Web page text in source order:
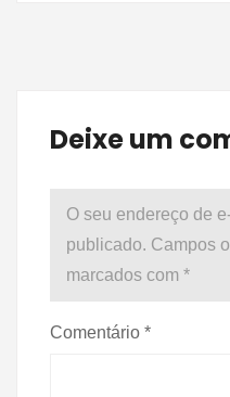
Deixe um
O seu endereço de
publicado. Campos
marcados com *
Comentário *